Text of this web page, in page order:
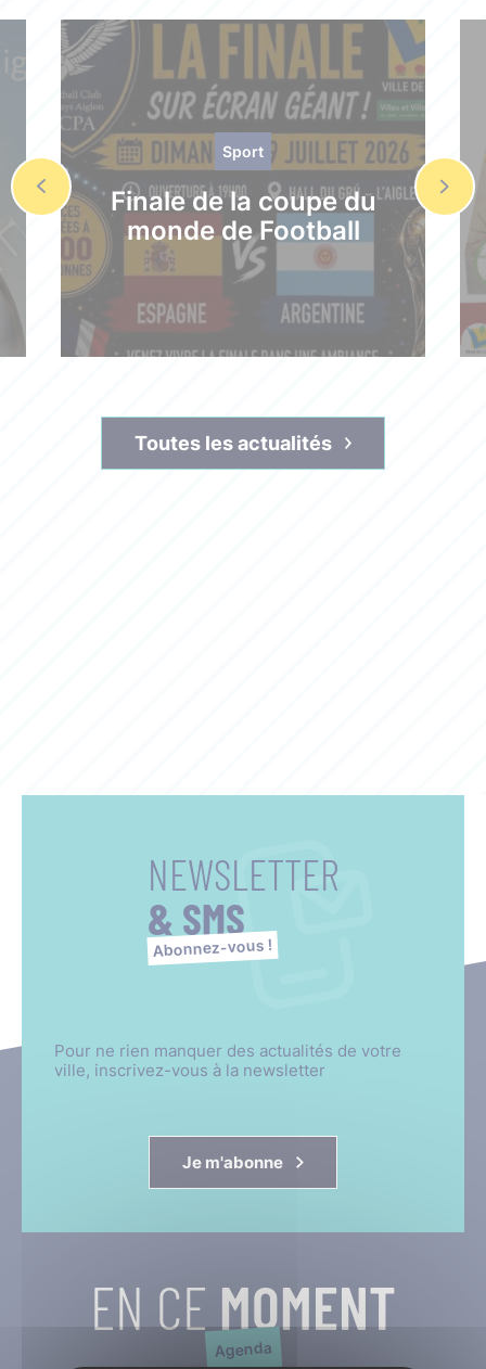
Sport
Finale de la coupe du
monde de Football
Toutes les actualités
NEWSLETTER
& SMS
Abonnez-vous !
Pour ne rien manquer des actualités de votre
ville, inscrivez-vous à la newsletter
Je m'abonne
EN CE MOMENT
Agenda